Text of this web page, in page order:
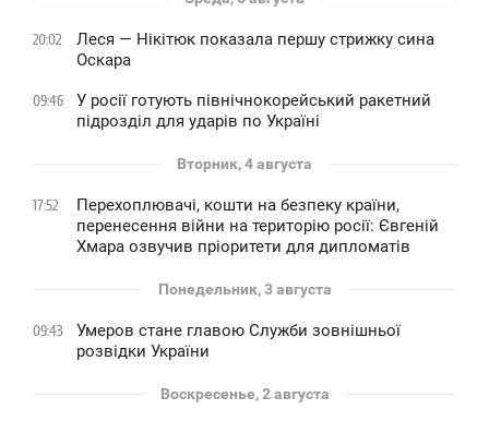
20:02
Леся — Нікітюк показала першу стрижку сина
Оскара
09:46
У росії готують північнокорейський ракетний
підрозділ для ударів по Україні
Вторник, 4 августа
17:52
Перехоплювачі, кошти на безпеку країни,
перенесення війни на територію росії: Євгеній
Хмара озвучив пріоритети для дипломатів
Понедельник, 3 августа
09:43
Умеров стане главою Служби зовнішньої
розвідки України
Воскресенье, 2 августа